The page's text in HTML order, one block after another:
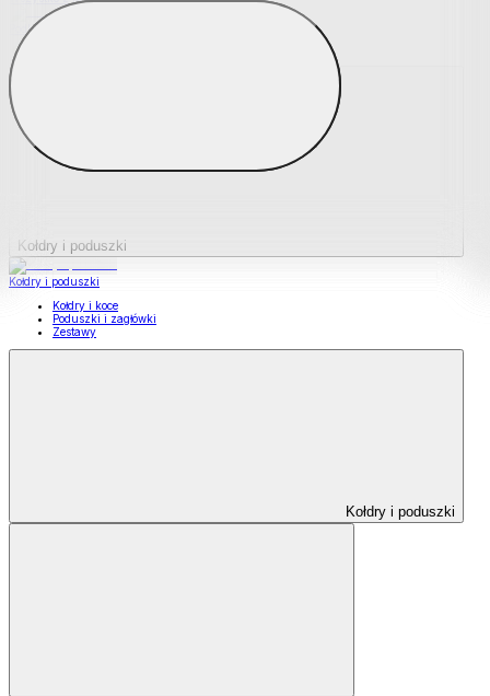
Podkładki na materace
Materace nawierzchniowe
Kołdry i poduszki
Kołdry i poduszki
Kołdry i koce
Poduszki i zagłówki
Zestawy
Kołdry i poduszki